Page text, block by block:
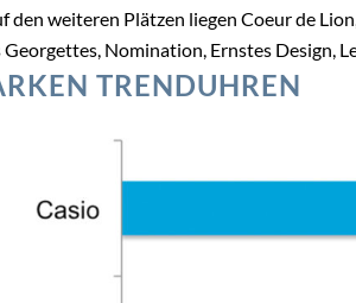
den weiteren Plätzen liegen Coeur de
Georgettes, Nomination, Ernstes Design,
TRENDUHREN